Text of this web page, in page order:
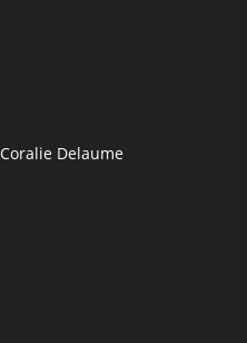
Delaume